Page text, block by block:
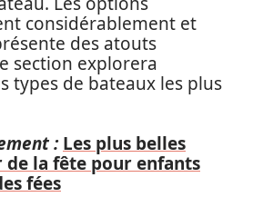
considérablement et
des atouts
section explorera
types de bateaux les plus
: Les plus belles
de la fête pour enfants
fées